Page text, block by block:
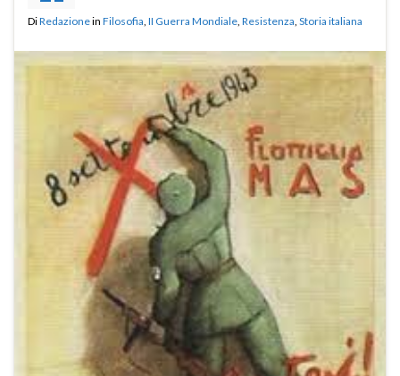
DiRedazionein Filosofia II Guerra Mondiale Resistenza Storia italiana